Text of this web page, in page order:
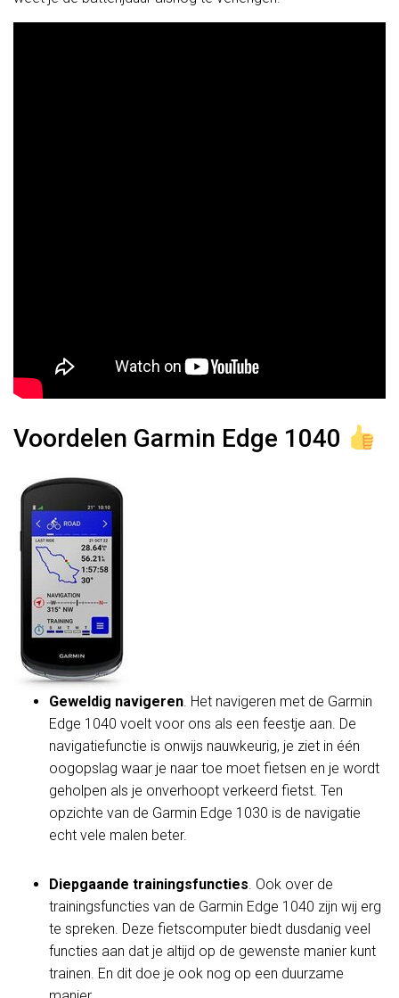
Voordelen Garmin Edge 1040
Geweldig navigeren. Het navigeren met de Garmin
Edge 1040 voelt voor ons als een feestje aan. De
navigatiefunctie is onwijs nauwkeurig, je ziet in één
oogopslag waar je naar toe moet fietsen en je wordt
geholpen als je onverhoopt verkeerd fietst. Ten
opzichte van de Garmin Edge 1030 is de navigatie
echt vele malen beter.
Diepgaande trainingsfuncties. Ook over de
trainingsfuncties van de Garmin Edge 1040 zijn wij erg
te spreken. Deze fietscomputer biedt dusdanig veel
functies aan dat je altijd op de gewenste manier kunt
trainen. En dit doe je ook nog op een duurzame